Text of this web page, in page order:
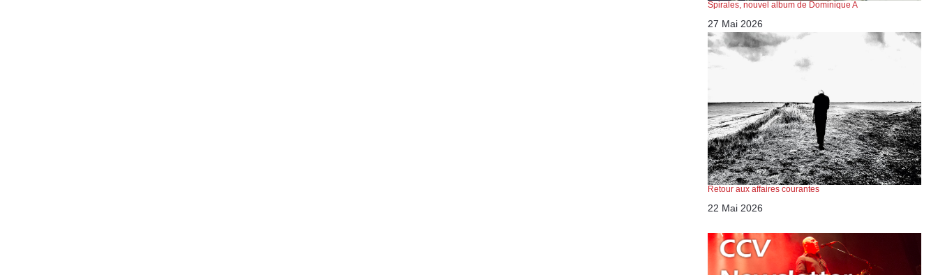
Spirales, nouvel album de Dominique A
27 Mai 2026
Retour aux affaires courantes
22 Mai 2026